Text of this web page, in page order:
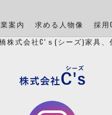
案内 求める人物像 採用
株式会社C’ｓ(シーズ)家具